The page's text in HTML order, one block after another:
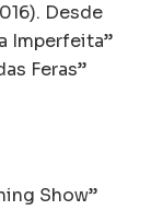
Desde
Imperfeita”
Feras”
Show”